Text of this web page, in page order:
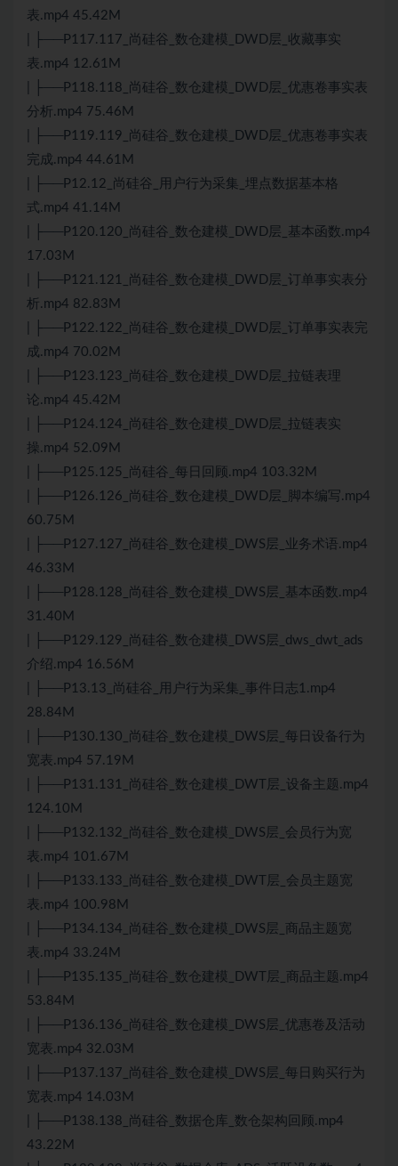
表.mp4 45.42M
| ├──P117.117_尚硅谷_数仓建模_DWD层_收藏事实
表.mp4 12.61M
| ├──P118.118_尚硅谷_数仓建模_DWD层_优惠卷事实表
分析.mp4 75.46M
| ├──P119.119_尚硅谷_数仓建模_DWD层_优惠卷事实表
完成.mp4 44.61M
| ├──P12.12_尚硅谷_用户行为采集_埋点数据基本格
式.mp4 41.14M
| ├──P120.120_尚硅谷_数仓建模_DWD层_基本函数.mp4
17.03M
| ├──P121.121_尚硅谷_数仓建模_DWD层_订单事实表分
析.mp4 82.83M
| ├──P122.122_尚硅谷_数仓建模_DWD层_订单事实表完
成.mp4 70.02M
| ├──P123.123_尚硅谷_数仓建模_DWD层_拉链表理
论.mp4 45.42M
| ├──P124.124_尚硅谷_数仓建模_DWD层_拉链表实
操.mp4 52.09M
| ├──P125.125_尚硅谷_每日回顾.mp4 103.32M
| ├──P126.126_尚硅谷_数仓建模_DWD层_脚本编写.mp4
60.75M
| ├──P127.127_尚硅谷_数仓建模_DWS层_业务术语.mp4
46.33M
| ├──P128.128_尚硅谷_数仓建模_DWS层_基本函数.mp4
31.40M
| ├──P129.129_尚硅谷_数仓建模_DWS层_dws_dwt_ads
介绍.mp4 16.56M
| ├──P13.13_尚硅谷_用户行为采集_事件日志1.mp4
28.84M
| ├──P130.130_尚硅谷_数仓建模_DWS层_每日设备行为
宽表.mp4 57.19M
| ├──P131.131_尚硅谷_数仓建模_DWT层_设备主题.mp4
124.10M
| ├──P132.132_尚硅谷_数仓建模_DWS层_会员行为宽
表.mp4 101.67M
| ├──P133.133_尚硅谷_数仓建模_DWT层_会员主题宽
表.mp4 100.98M
| ├──P134.134_尚硅谷_数仓建模_DWS层_商品主题宽
表.mp4 33.24M
| ├──P135.135_尚硅谷_数仓建模_DWT层_商品主题.mp4
53.84M
| ├──P136.136_尚硅谷_数仓建模_DWS层_优惠卷及活动
宽表.mp4 32.03M
| ├──P137.137_尚硅谷_数仓建模_DWS层_每日购买行为
宽表.mp4 14.03M
| ├──P138.138_尚硅谷_数据仓库_数仓架构回顾.mp4
43.22M